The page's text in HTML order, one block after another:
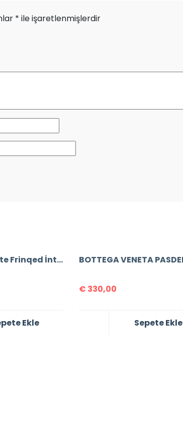
* ile işaretlenmişlerdir
Bottega Casette Frinqed İntrecclo Bag
Ekle
€ 330,00
Sepete Ekle